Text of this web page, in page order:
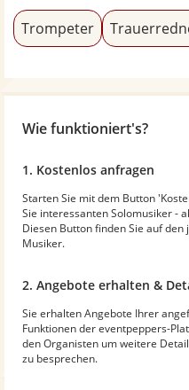
Trompeter
Wie funktioniert's?
1. Kostenlos anfragen
Starten Sie mit dem Button
Sie interessanten Solomusiker -
Diesen Button finden Sie auf
Musiker.
2. Angebote erhalten &
Sie erhalten Angebote Ihrer
Funktionen der eventpeppers-
den Organisten um weitere
zu besprechen.